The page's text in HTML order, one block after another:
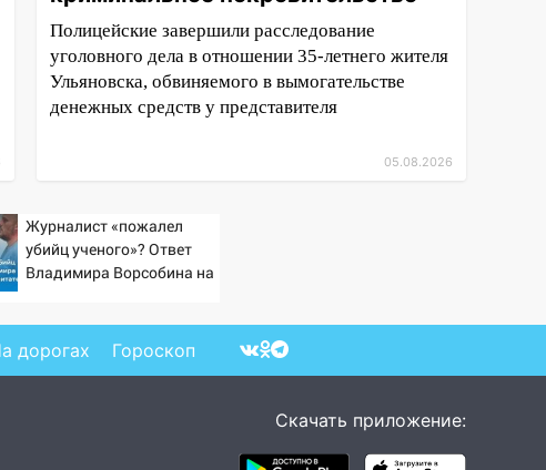
Полицейские завершили расследование
уголовного дела в отношении 35-летнего жителя
Ульяновска, обвиняемого в вымогательстве
денежных средств у представителя
05.08.2026
Журналист «пожалел
убийц ученого»? Ответ
Владимира Ворсобина на
дорогах Гороскоп
Скачать приложение: